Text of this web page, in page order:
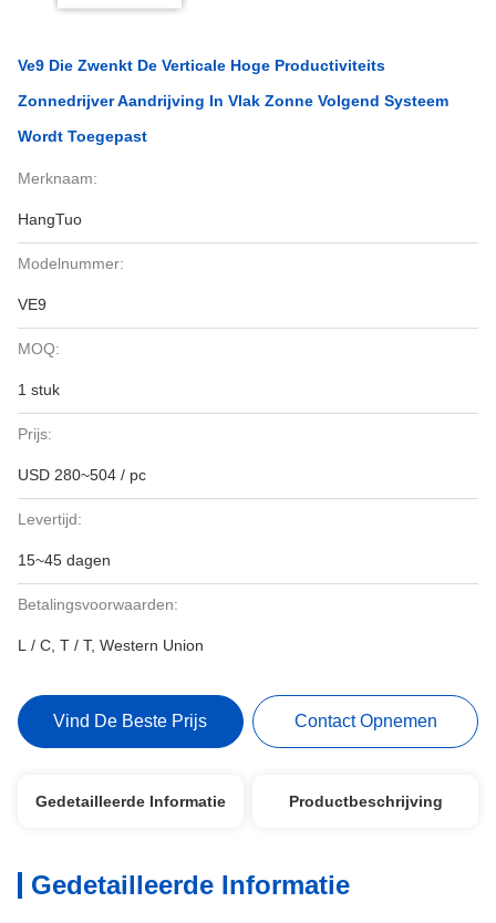
Ve9 Die Zwenkt De Verticale Hoge Productiviteits
Zonnedrijver Aandrijving In Vlak Zonne Volgend Systeem
Wordt Toegepast
Merknaam:
HangTuo
Modelnummer:
VE9
MOQ:
1 stuk
Prijs:
USD 280~504 / pc
Levertijd:
15~45 dagen
Betalingsvoorwaarden:
L / C, T / T, Western Union
Vind De Beste Prijs Contact Opnemen
Gedetailleerde Informatie Productbeschrijving
Gedetailleerde Informatie